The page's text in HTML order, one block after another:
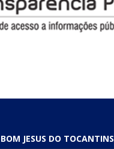
JESUS DO TOCANTINS